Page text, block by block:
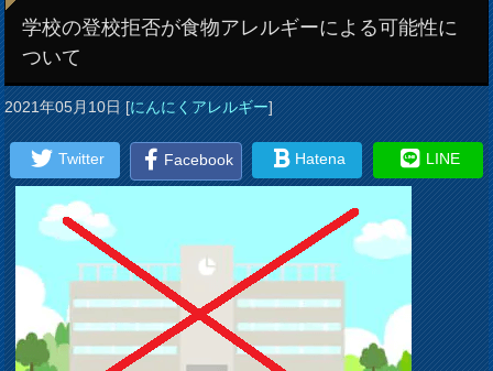
学校の登校拒否が食物アレルギーによる可能性に
ついて
2021年05月10日[にんにくアレルギー]
Twitter Facebook Hatena LINE